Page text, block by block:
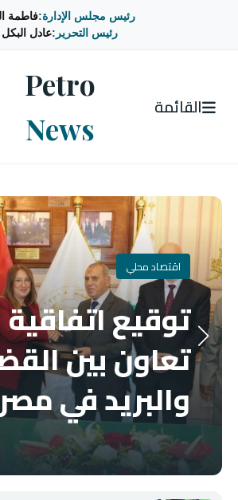
رئيس مجلس الإدارة:فاطمة
رئيس التحرير:عادل البكل
القائمة
Petro
News
اقتصاد محلي
توقيع اتفاقية
تعاون بين
والبريد في